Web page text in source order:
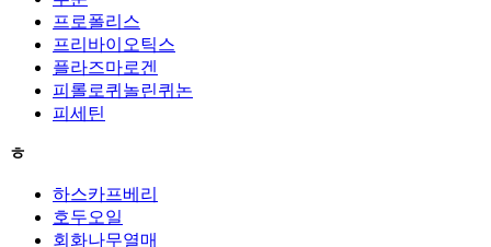
프로폴리스
프리바이오틱스
플라즈마로겐
피롤로퀴놀린퀴논
피세틴
ㅎ
하스카프베리
호두오일
회화나무열매